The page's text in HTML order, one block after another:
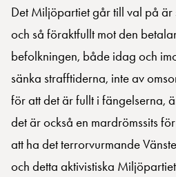
Det Miljöpartiet går till val på är
och så föraktfullt mot den
befolkningen, både idag och
sänka strafftiderna, inte av
för att det är fullt i fängelserna,
det är också en mardrömssits
att ha det terrorvurmande
och detta aktivistiska